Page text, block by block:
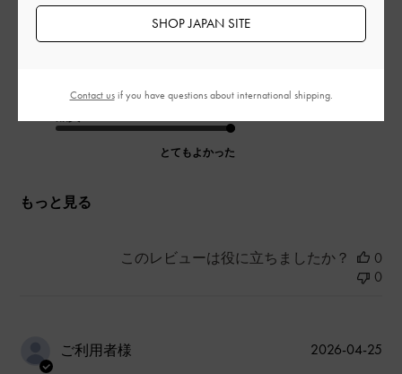
サイズ: その他（シューズ以外） |カラー: ブラック系
デザイン
とてもよかった
もっと見る
このレビューは役に立ちましたか？
0
0
ご利用者様
公
2026-04-25
SHOP JAPAN SITE
Contact usif you have questions about international shipping.